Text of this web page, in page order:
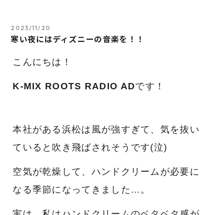
2023/11/20
寒い夜にはディズニーの音楽を！！
こんにちは！
K-MIX ROOTS RADIO ADです！
本社がある浜松は風が強すぎて、気を抜い
ていると吹き飛ばされそうです(泣)
空気が乾燥して、ハンドクリームが必要に
なる季節になってきました…。